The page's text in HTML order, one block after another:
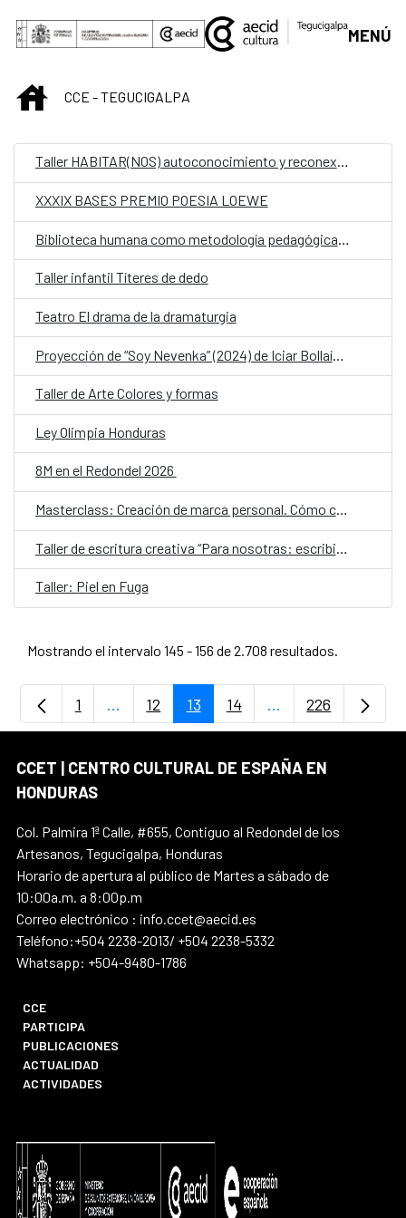
Saltar al contenido principal
MENÚ
INICIOCCE - TEGUCIGALPA
Taller HABITAR(NOS) autoconocimiento y reconexión corporal
XXXIX BASES PREMIO POESIA LOEWE
Taller infantil Títeres de dedo
Teatro El drama de la dramaturgia
Proyección de “Soy Nevenka” (2024) de Iciar Bollaín y “Mujeres Olvidadas”
Taller de Arte Colores y formas
Ley Olimpia Honduras
8M en el Redondel 2026
Masterclass: Creación de marca personal. Cómo construir tu identidad artística a partir de tus dones, recursos y motivaciones naturales
Taller: Piel en Fuga
Mostrando el intervalo 145 - 156 de 2.708 resultados.
Página
1 ...Páginas intermedias Use TAB para
Página
12 Página
13 Página
14 ...PáginasPágina
226
CCET | CENTRO CULTURAL DE ESPAÑA EN
HONDURAS
Col. Palmira 1ª Calle, #655, Contiguo al Redondel de los
Artesanos, Tegucigalpa, Honduras
Horario de apertura al público de Martes a sábado de
10:00a.m. a 8:00p.m
Correo electrónico : info.ccet@aecid.es
Teléfono:+504 2238-2013/ +504 2238-5332
Whatsapp: +504-9480-1786
CCE
PARTICIPA
PUBLICACIONES
ACTUALIDAD
ACTIVIDADES